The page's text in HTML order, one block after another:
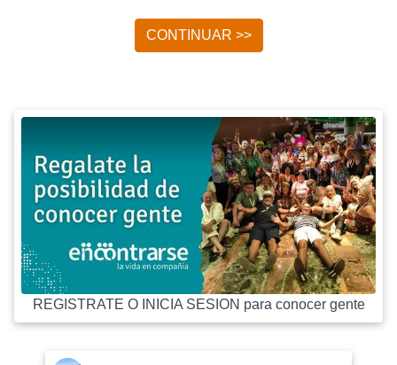
CONTINUAR >>
REGISTRATE O INICIA SESION para conocer gente